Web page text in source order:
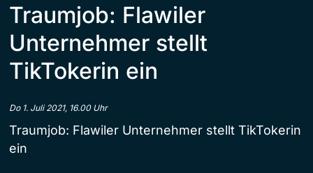
Traumjob: Flawiler
Unternehmer stellt
TikTokerin ein
Do 1. Juli 2021, 16.00 Uhr
Traumjob: Flawiler Unternehmer stellt TikTokerin
ein